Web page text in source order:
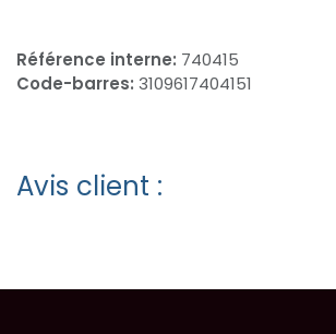
Référence interne: 740415
Code-barres: 3109617404151
Avis client :